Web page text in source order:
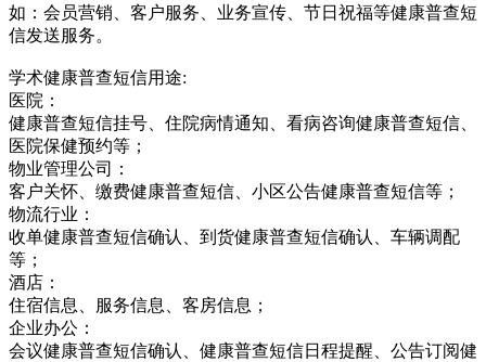
如：会员营销、客户服务、业务宣传、节日祝福等健康普查短
信发送服务。
学术健康普查短信用途:
医院：
健康普查短信挂号、住院病情通知、看病咨询健康普查短信、
医院保健预约等；
物业管理公司：
客户关怀、缴费健康普查短信、小区公告健康普查短信等；
物流行业：
收单健康普查短信确认、到货健康普查短信确认、车辆调配
等；
酒店：
住宿信息、服务信息、客房信息；
企业办公：
会议健康普查短信确认、健康普查短信日程提醒、公告订阅健